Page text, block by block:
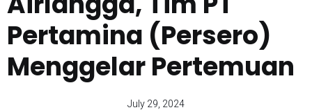
Pertamina (Persero)
Menggelar Pertemuan
July 29, 2024